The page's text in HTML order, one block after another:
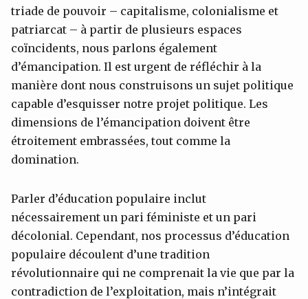
triade de pouvoir – capitalisme, colonialisme et
patriarcat – à partir de plusieurs espaces
coïncidents, nous parlons également
d’émancipation. Il est urgent de réfléchir à la
manière dont nous construisons un sujet politique
capable d’esquisser notre projet politique. Les
dimensions de l’émancipation doivent être
étroitement embrassées, tout comme la
domination.
Parler d’éducation populaire inclut
nécessairement un pari féministe et un pari
décolonial. Cependant, nos processus d’éducation
populaire découlent d’une tradition
révolutionnaire qui ne comprenait la vie que par la
contradiction de l’exploitation, mais n’intégrait